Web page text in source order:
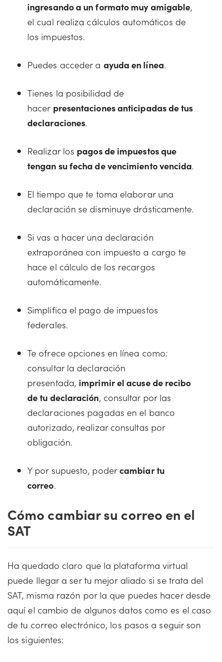
ingresando a un formato muy amigable,
el cual realiza cálculos automáticos de
los impuestos.
Puedes acceder a ayuda en línea.
Tienes la posibilidad de
hacer presentaciones anticipadas de tus
declaraciones.
Realizar los pagos de impuestos que
tengan su fecha de vencimiento vencida.
El tiempo que te toma elaborar una
declaración se disminuye drásticamente.
Si vas a hacer una declaración
extraporánea con impuesto a cargo te
hace el cálculo de los recargos
automáticamente.
Simplifica el pago de impuestos
federales.
Te ofrece opciones en línea como:
consultar la declaración
presentada, imprimir el acuse de recibo
de tu declaración, consultar por las
declaraciones pagadas en el banco
autorizado, realizar consultas por
obligación.
Y por supuesto, podercambiar tu
correo.
Cómo cambiar su correo en el
SAT
Ha quedado claro que la plataforma virtual
puede llegar a ser tu mejor aliado si se trata del
SAT, misma razón por la que puedes hacer desde
aquí el cambio de algunos datos como es el caso
de tu correo electrónico, los pasos a seguir son
los siguientes: